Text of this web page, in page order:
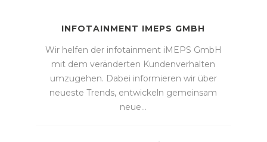
INFOTAINMENT IMEPS GMBH
Wir helfen der infotainment iMEPS GmbH
mit dem veränderten Kundenverhalten
umzugehen. Dabei informieren wir über
neueste Trends, entwickeln gemeinsam
neue…